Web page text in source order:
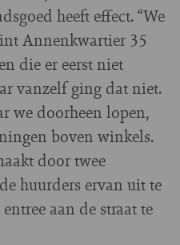
heeft effect. “We
Annenkwartier 35
die er eerst niet
vanzelf ging dat niet.
we doorheen lopen,
boven winkels.
door twee
huurders ervan uit te
aan de straat te